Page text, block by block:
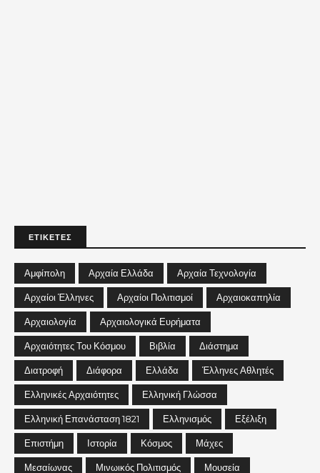
ΕΤΙΚΕΤΕΣ
Αμφίπολη Αρχαία Ελλάδα Αρχαία Τεχνολογία
Αρχαίοι Έλληνες Αρχαίοι Πολιτισμοί Αρχαιοκαπηλία
Αρχαιολογία Αρχαιολογικά Ευρήματα
Αρχαιότητες Του Κόσμου Βιβλία Διάστημα
Διατροφή Διάφορα Ελλάδα Έλληνες Αθλητές
Ελληνικές Αρχαιότητες Ελληνική Γλώσσα
Ελληνική Επανάσταση 1821 Ελληνισμός Εξέλιξη
Επιστήμη Ιστορία Κόσμος Μάχες
Μεσαίωνας Μινωικός Πολιτισμός Μουσεία